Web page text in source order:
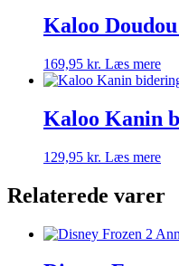
Kaloo
169,95 kr. Læs mere
Kaloo Kanin
129,95 kr. Læs mere
Relaterede varer